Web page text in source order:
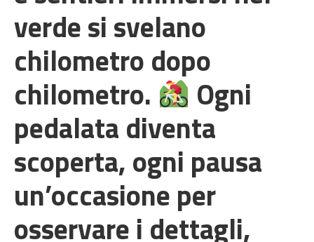
verde si svelano
chilometro dopo
chilometro. Ogni
pedalata diventa
scoperta, ogni pausa
un’occasione per
osservare i dettagli,